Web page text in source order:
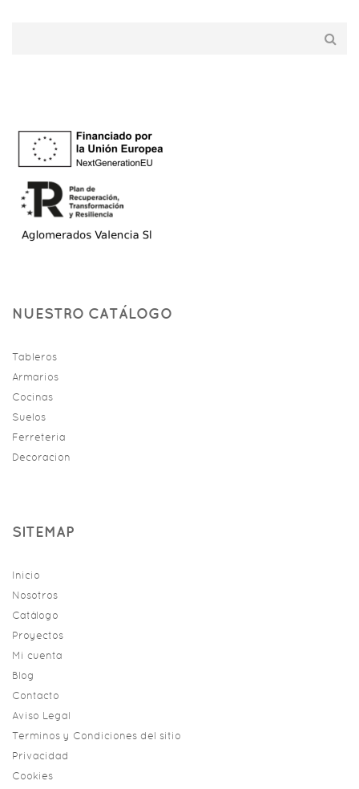
NUESTRO CATÁLOGO
Tableros
Armarios
Cocinas
Suelos
Ferreteria
Decoracion
SITEMAP
Inicio
Nosotros
Catálogo
Proyectos
Mi cuenta
Blog
Contacto
Aviso Legal
Terminos y Condiciones del sitio
Privacidad
Cookies